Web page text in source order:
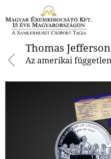
Thomas
Az amerikai
Thomas